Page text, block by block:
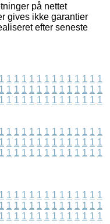
på nettet
gives ikke garantier
efter seneste
1 1 1 1 1 1 1 1 1 1 1 1 1 1
1 1 1 1 1 1 1 1 1 1 1 1 1 1
1 1 1 1 1 1 1 1 1 1 1 1 1 1
1 1 1 1 1 1 1 1 1 1 1 1 1 1
1 1 1 1 1 1 1 1 1 1 1 1 1 1
1 1 1 1 1 1 1 1 1 1 1 1 1 1
1 1 1 1 1 1 1 1 1 1 1 1 1 1
1 1 1 1 1 1 1 1 1 1 1 1 1 1
1 1 1 1 1 1 1 1 1 1 1 1 1 1